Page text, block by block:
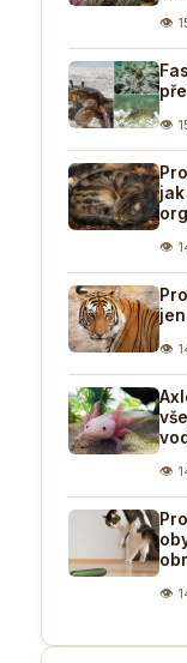
👁
👁
👁
👁
👁
👁